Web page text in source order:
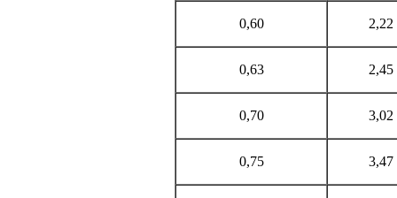
0,60 2,22
0,63 2,45
0,70 3,02
0,75 3,47